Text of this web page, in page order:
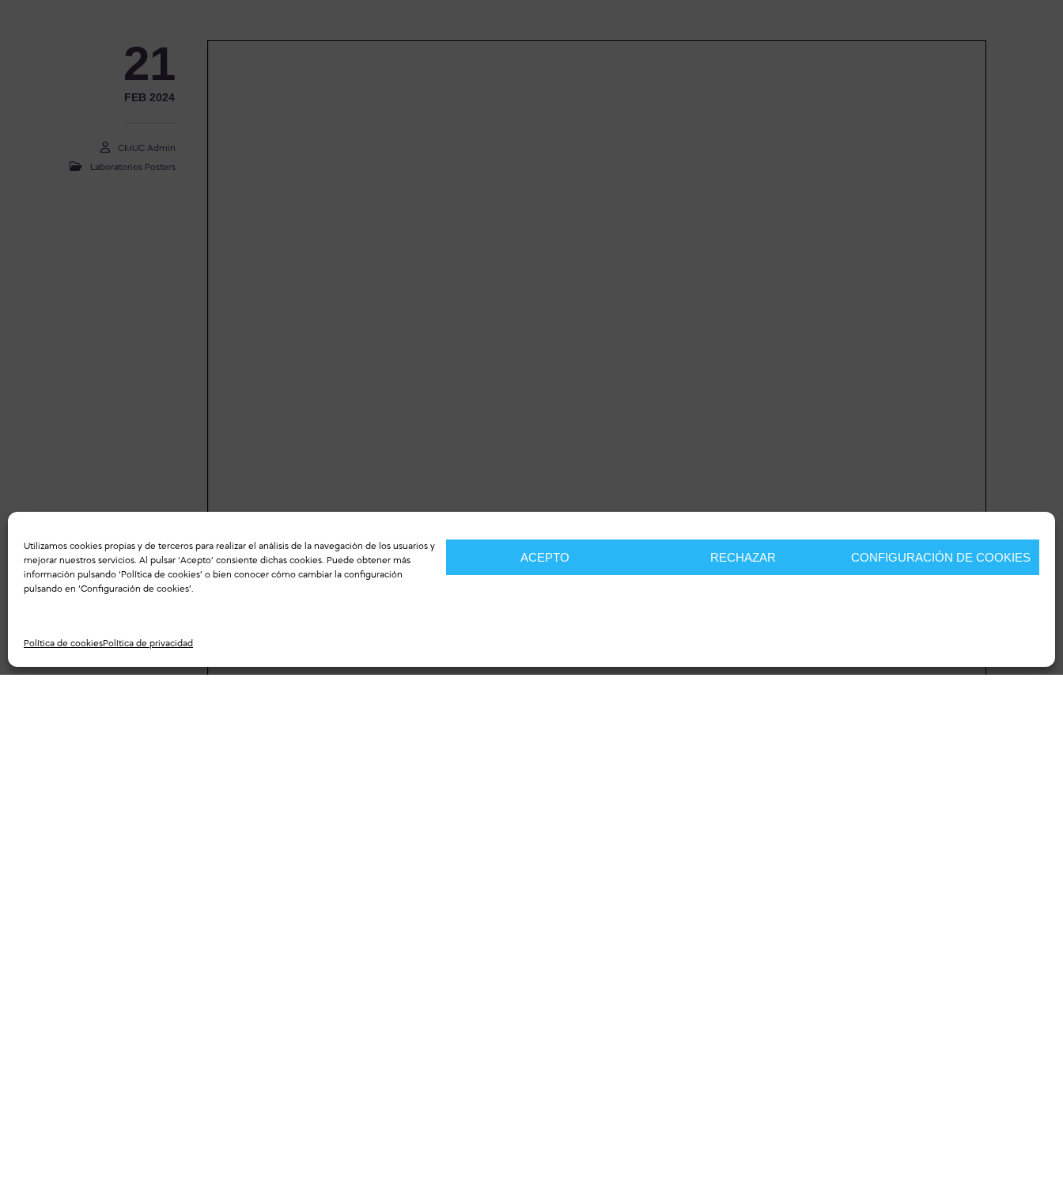
Utilizamos cookies propias y de terceros para realizar el análisis de la navegación de los usuarios y
mejorar nuestros servicios. Al pulsar ‘Acepto’ consiente dichas cookies. Puede obtener más
información pulsando ‘Política de cookies’ o bien conocer cómo cambiar la configuración
pulsando en ‘Configuración de cookies’.
ACEPTO RECHAZAR CONFIGURACIÓN DE COOKIES
Política de cookiesPolítica de privacidad
21
FEB 2024
CMUC Admin
Laboratorios Posters